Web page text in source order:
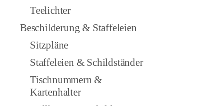
Teelichter
Beschilderung & Staffeleien
Sitzpläne
Staffeleien & Schildständer
Tischnummern &
Kartenhalter